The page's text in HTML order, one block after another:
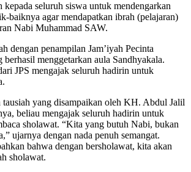
kepada seluruh siswa untuk mendengarkan
baiknya agar mendapatkan ibrah (pelajaran)
Nabi Muhammad SAW.
dengan penampilan Jam’iyah Pecinta
berhasil menggetarkan aula Sandhyakala.
JPS mengajak seluruh hadirin untuk
tausiah yang disampaikan oleh KH. Abdul Jalil
beliau mengajak seluruh hadirin untuk
sholawat. “Kita yang butuh Nabi, bukan
ujarnya dengan nada penuh semangat.
bahwa dengan bersholawat, kita akan
sholawat.